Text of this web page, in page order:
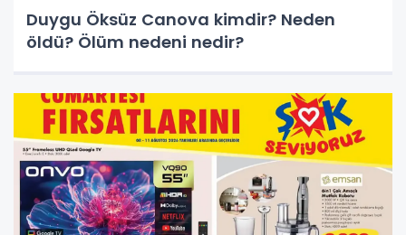
Duygu Öksüz Canova kimdir? Neden
öldü? Ölüm nedeni nedir?